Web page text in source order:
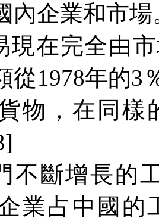
內企業和市場
現在完全由
從1978年的3
物，在同樣
不斷增長的
業占中國的